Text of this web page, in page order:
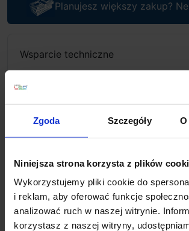
Zgoda Szczegóły
Niniejsza strona korzysta z plików
Wykorzystujemy pliki cookie do
i reklam, aby oferować funkcje
analizować ruch w naszej witrynie.
korzystasz z naszej witryny,
Planujesz większy zakup?
Wsparcie techniczne
Jeśli masz pytania lub potrzebujesz
odpowiedzi na e-maile od 8:00 do 22:00.
+48 694 000 777 +48 799 220 777
email
Metody płatności
Koszt dostawy